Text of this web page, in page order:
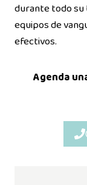
durante todo
equipos de
efectivos.
Agenda